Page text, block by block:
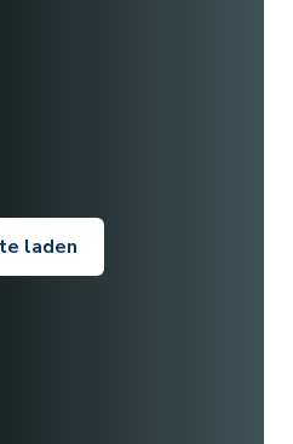
laden